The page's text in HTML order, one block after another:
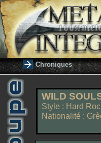
Chroniques
WILD
Style : Hard
Nationalité :